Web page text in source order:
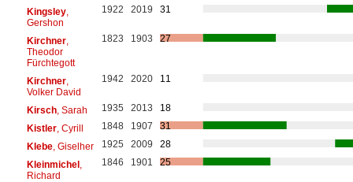
Kingsley,
Gershon
1922 2019 31
Kirchner,
Theodor
Fürchtegott
1823 1903 27
Kirchner,
Volker David
1942 2020 11
Kirsch, Sarah 1935 2013
18
Kistler, Cyrill 1848 1907
31
Klebe, Giselher 1925 2009
28
Kleinmichel,
Richard
1846 1901 25